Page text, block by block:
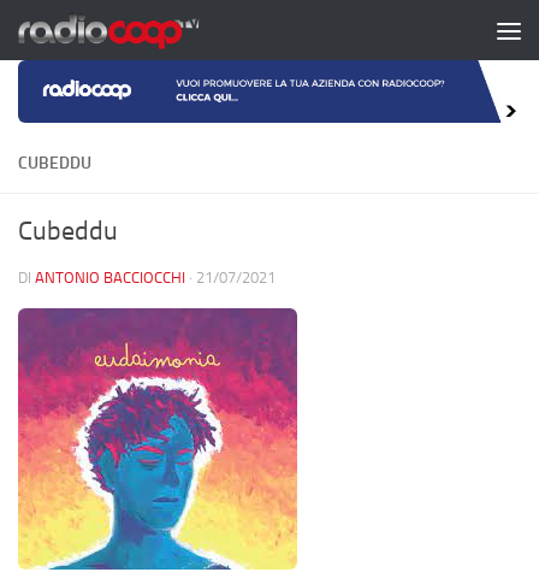
Salta al contenuto
CUBEDDU
Cubeddu
DI ANTONIO BACCIOCCHI · 21/07/2021